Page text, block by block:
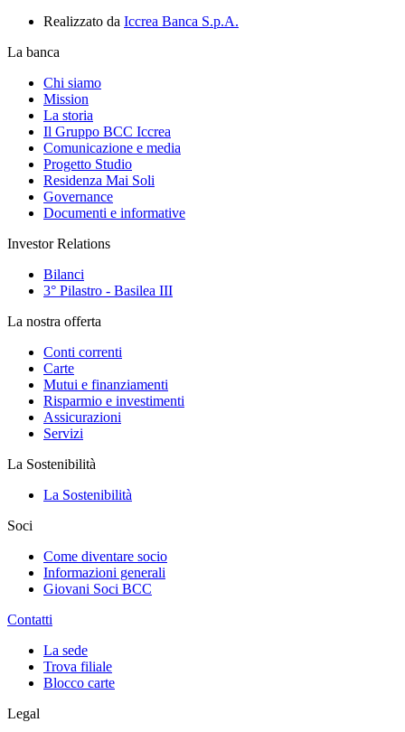
Realizzato da Iccrea Banca S.p.A.
La banca
Chi siamo
Mission
La storia
Il Gruppo BCC Iccrea
Comunicazione e media
Progetto Studio
Residenza Mai Soli
Governance
Documenti e informative
Investor Relations
Bilanci
3° Pilastro - Basilea III
La nostra offerta
Conti correnti
Carte
Mutui e finanziamenti
Risparmio e investimenti
Assicurazioni
Servizi
La Sostenibilità
La Sostenibilità
Soci
Come diventare socio
Informazioni generali
Giovani Soci BCC
Contatti
La sede
Trova filiale
Blocco carte
Legal